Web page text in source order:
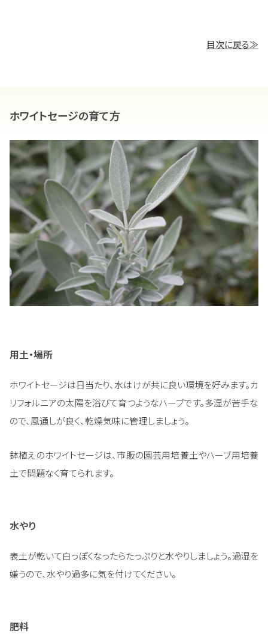
目次に戻る≫
ホワイトセージの育て方
用土・場所
ホワイトセージは日当たり、水はけが共に良い環境を好みます。カ
リフォルニアの太陽を浴びて育つようなハーブです。多湿が苦手な
ので、風通しが良く、乾燥気味に管理しましょう。
鉢植えのホワイトセージは、市販の園芸用培養土やハーブ用培養
土で問題なく育てられます。
水やり
表土が乾いて白っぽくなったらたっぷりと水やりしましょう。過湿を
嫌うので、水やり過多に気を付けてください。
肥料